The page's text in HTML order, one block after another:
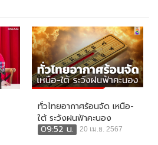
ทั่วไทยอากาศร้อนจัด เหนือ-
ใต้ ระวังฝนฟ้าคะนอง
09:52 น.
20 เม.ย. 2567